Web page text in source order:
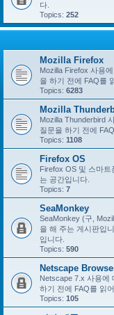
다.
Topics: 252
Mozilla Firefox
Mozilla Firefox 사용
을 하기 전에 FAQ를
Topics: 6283
Mozilla
Mozilla Thunderbird
질문을 하기 전에
Topics: 1108
Firefox OS
Firefox OS 및 스마
는 공간입니다.
Topics: 7
SeaMonkey
SeaMonkey (구,
을 해 주는 게시판입
입니다.
Topics: 590
Netscape
Netscape 7.x 사용에
하기 전에 FAQ를 읽
Topics: 105